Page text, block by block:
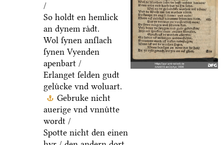
/
So holdt en hemlick
an dynem raͤdt.
Wol ſynen anſlach
ſynen Vyenden
apenbart /
Erlanget ſelden gudt
geluͤcke vnd woluart.
Gebruke nicht
auerige vnd vnnuͤtte
wordt /
Spotte nicht den einen